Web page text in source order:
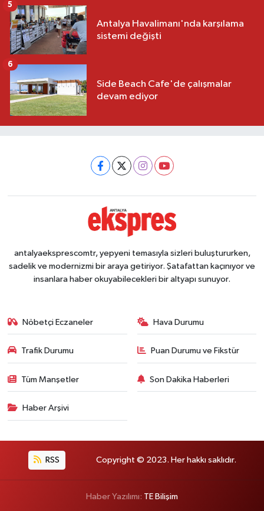
Antalya Havalimanı'nda karşılama
sistemi değişti
5
Side Beach Cafe'de çalışmalar
devam ediyor
6
antalyaeksprescomtr, yepyeni temasıyla sizleri buluştururken,
sadelik ve modernizmi bir araya getiriyor. Şatafattan kaçınıyor ve
insanlara haber okuyabilecekleri bir altyapı sunuyor.
Nöbetçi Eczaneler Hava Durumu
Trafik Durumu Puan Durumu ve Fikstür
Tüm Manşetler Son Dakika Haberleri
Haber Arşivi
RSS Copyright © 2023. Her hakkı saklıdır.
Haber Yazılımı: TE Bilişim